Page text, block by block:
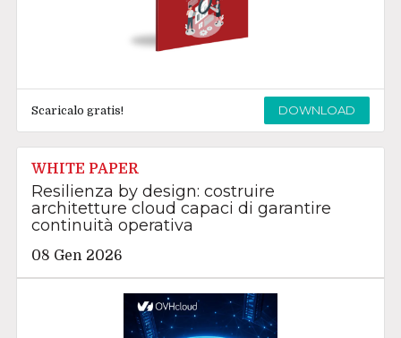
Scaricalo gratis! DOWNLOAD
WHITE PAPER
Resilienza by design: costruire
architetture cloud capaci di garantire
continuità operativa
08 Gen 2026